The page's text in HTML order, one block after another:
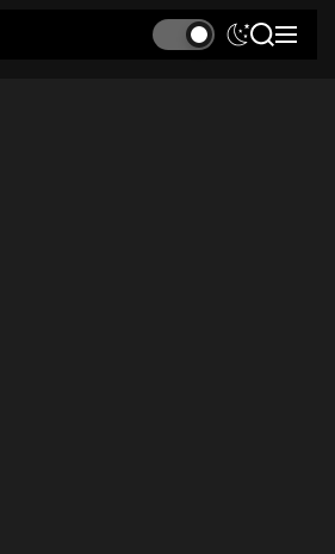
S
S M